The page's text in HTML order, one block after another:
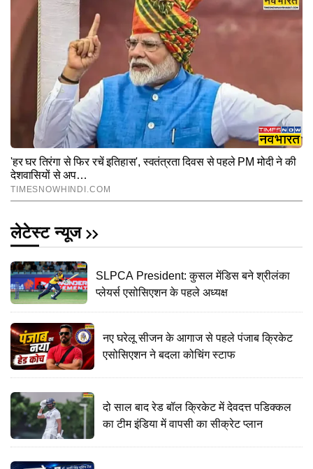
लेटेस्ट न्यूज
SLPCA President: कुसल मेंडिस बने श्रीलंका
प्लेयर्स एसोसिएशन के पहले अध्यक्ष
नए घरेलू सीजन के आगाज से पहले पंजाब क्रिकेट
एसोसिएशन ने बदला कोचिंग स्टाफ
दो साल बाद रेड बॉल क्रिकेट में देवदत्त पडिक्कल
का टीम इंडिया में वापसी का सीक्रेट प्लान